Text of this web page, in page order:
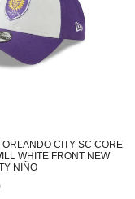
ORLANDO CITY SC CORE
WHITE FRONT NEW
NIÑO